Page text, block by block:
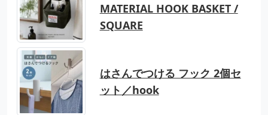
MATERIAL HOOK BASKET /
SQUARE
はさんでつける フック 2個セ
ット／hook